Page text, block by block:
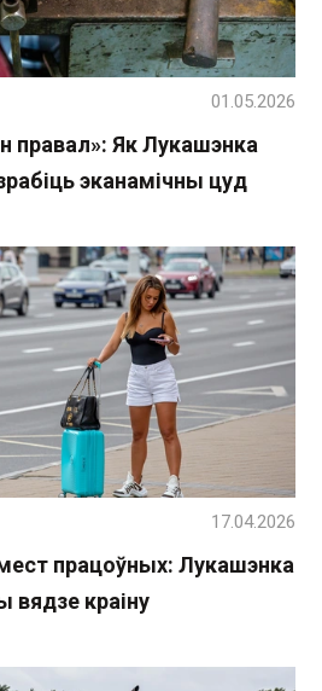
правал»: Як Лукашэнка
эканамічны цуд
01.05.2026
працоўных: Лукашэнка
вядзе краіну
17.04.2026